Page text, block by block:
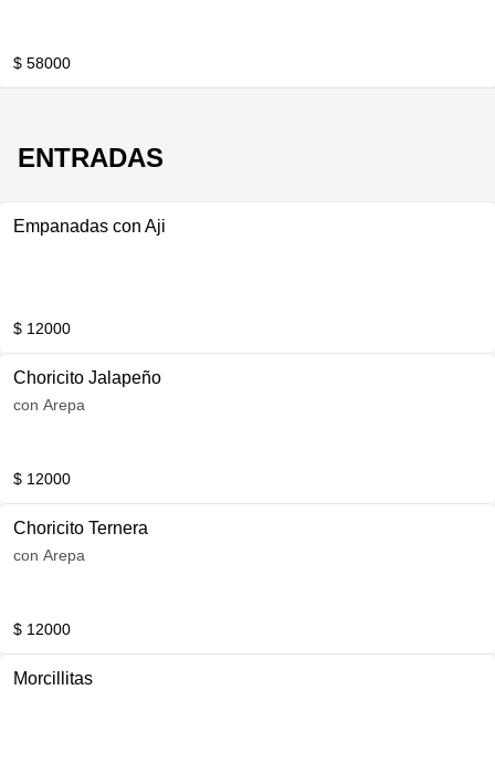
$ 58000
ENTRADAS
Empanadas con Aji
$ 12000
Choricito Jalapeño
con Arepa
$ 12000
Choricito Ternera
con Arepa
$ 12000
Morcillitas